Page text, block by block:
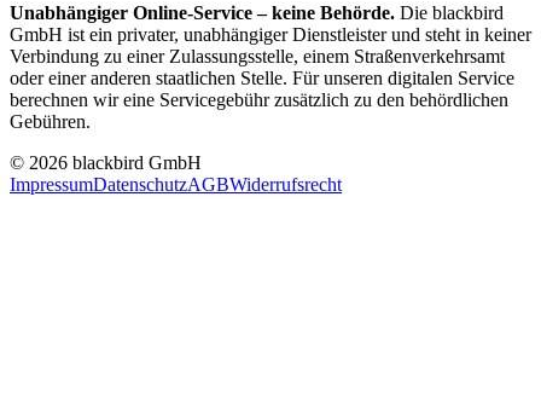
Unabhängiger Online-Service – keine Behörde. Die blackbird
GmbH ist ein privater, unabhängiger Dienstleister und steht in keiner
Verbindung zu einer Zulassungsstelle, einem Straßenverkehrsamt
oder einer anderen staatlichen Stelle. Für unseren digitalen Service
berechnen wir eine Servicegebühr zusätzlich zu den behördlichen
Gebühren.
© 2026 blackbird GmbH
ImpressumDatenschutzAGBWiderrufsrecht